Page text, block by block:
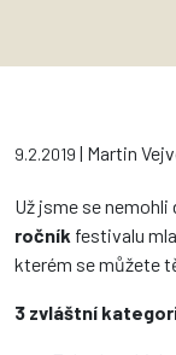
9.2.2019 | Martin
Už jsme se
ročník festivalu
kterém se můžete
3 zvláštní